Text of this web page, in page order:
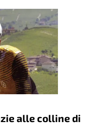
alle colline di